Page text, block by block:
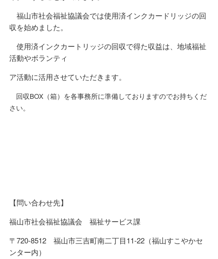
福山市社会福祉協議会では使用済インクカードリッジの回
収を始めました。
使用済インクカートリッジの回収で得た収益は、地域福祉
活動やボランティ
ア活動に活用させていただきます。
回収BOX（箱）を各事務所に準備しておりますのでお持ちくだ
さい。
【問い合わせ先】
福山市社会福祉協議会 福祉サービス課
〒720-8512 福山市三吉町南二丁目11-22（福山すこやかセ
ンター内）